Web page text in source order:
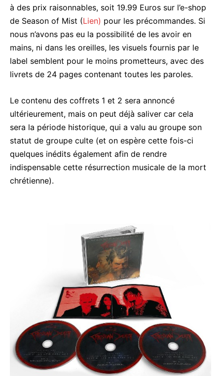
à des prix raisonnables, soit 19.99 Euros sur l’e-shop
de Season of Mist (Lien) pour les précommandes. Si
nous n’avons pas eu la possibilité de les avoir en
mains, ni dans les oreilles, les visuels fournis par le
label semblent pour le moins prometteurs, avec des
livrets de 24 pages contenant toutes les paroles.
Le contenu des coffrets 1 et 2 sera annoncé
ultérieurement, mais on peut déjà saliver car cela
sera la période historique, qui a valu au groupe son
statut de groupe culte (et on espère cette fois-ci
quelques inédits également afin de rendre
indispensable cette résurrection musicale de la mort
chrétienne).